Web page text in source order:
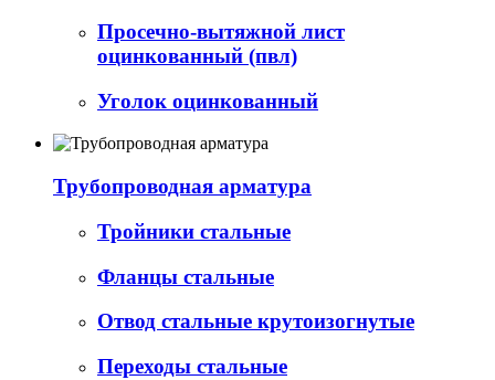
Просечно-вытяжной лист
оцинкованный (пвл)
Уголок оцинкованный
Трубопроводная арматура
Тройники стальные
Фланцы стальные
Отвод стальные крутоизогнутые
Переходы стальные